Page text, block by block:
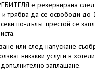
е резервирана
и трябва да се освободи до
по-дълъг престой се
или след напускане
никакви услуги в
заплащане.